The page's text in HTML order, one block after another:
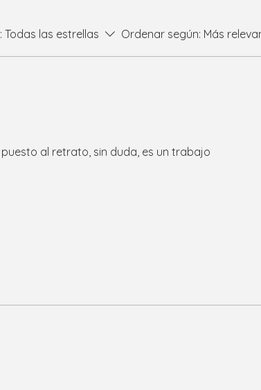
Todas las estrellas Ordenar según: Más
al retrato, sin duda, es un trabajo